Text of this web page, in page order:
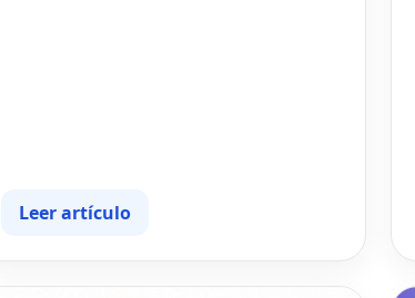
Leer artículo